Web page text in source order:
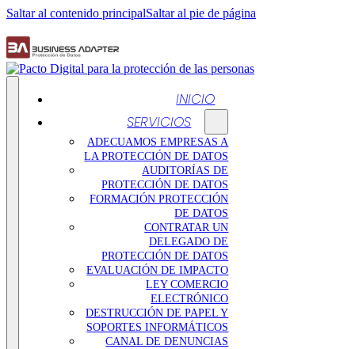
Saltar al contenido principalSaltar al pie de página
INICIO
SERVICIOS
ADECUAMOS EMPRESAS A
LA PROTECCIÓN DE DATOS
AUDITORÍAS DE
PROTECCIÓN DE DATOS
FORMACIÓN PROTECCIÓN
DE DATOS
CONTRATAR UN
DELEGADO DE
PROTECCIÓN DE DATOS
EVALUACIÓN DE IMPACTO
LEY COMERCIO
ELECTRÓNICO
DESTRUCCIÓN DE PAPEL Y
SOPORTES INFORMÁTICOS
CANAL DE DENUNCIAS